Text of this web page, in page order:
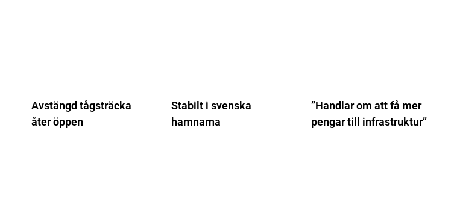
Avstängd tågsträcka
åter öppen
Stabilt i svenska
hamnarna
”Handlar om att få mer
pengar till infrastruktur”